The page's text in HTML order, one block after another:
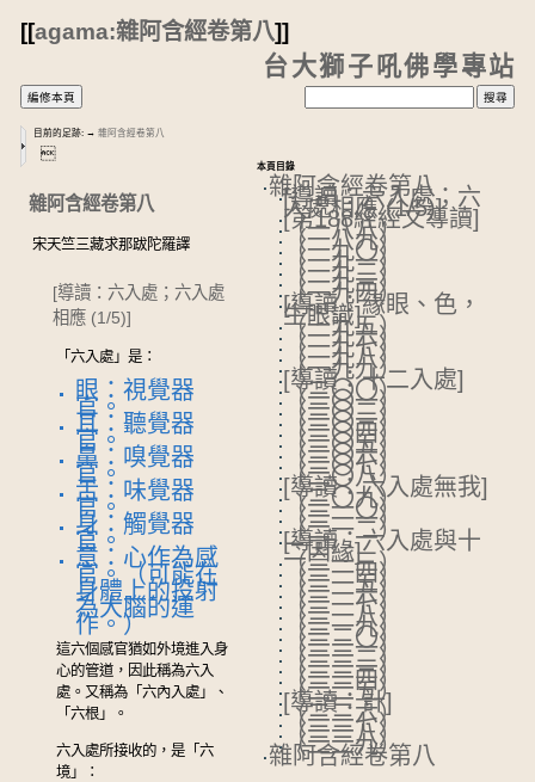
[[agama:雜阿含經卷第八]]
台大獅子吼佛學專站
目前的足跡: → 雜阿含經卷第八
本頁目錄
雜阿含經卷第八
[導讀：六入處；六
入處相應 (1/5)]
[第188經經文導讀]
（一八八）
（一八九）
（一九〇）
（一九一）
（一九二）
（一九三）
（一九四）
[導讀：緣眼、色，
生眼識]
（一九五）
（一九六）
（一九七）
（一九八）
（一九九）
[導讀：十二入處]
（二〇〇）
（二〇一）
（二〇二）
（二〇三）
（二〇四）
（二〇五）
（二〇六）
（二〇七）
（二〇八）
[導讀：六入處無我]
（二〇九）
（二一〇）
（二一一）
（二一二）
[導讀：六入處與十
二因緣]
（二一三）
（二一四）
（二一五）
（二一六）
（二一七）
（二一八）
（二一九）
（二二〇）
（二二一）
（二二二）
（二二三）
（二二四）
（二二五）
[導讀：計]
（二二六）
（二二七）
（二二八）
（二二九）
雜阿含經卷第八

雜阿含經卷第八
宋天竺三藏求那跋陀羅譯
[導讀：六入處；六入處
相應 (1/5)]
「六入處」是：
眼：視覺器
官。
耳：聽覺器
官。
鼻：嗅覺器
官。
舌：味覺器
官。
身：觸覺器
官。
意：心作為感
官。（可能在
身體上的投射
為大腦的運
作。）
這六個感官猶如外境進入身
心的管道，因此稱為六入
處。又稱為「六內入處」、
「六根」。
六入處所接收的，是「六
境」：